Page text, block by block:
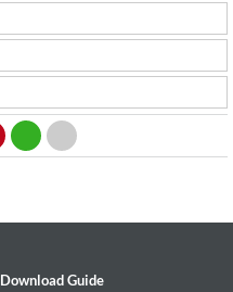
Download Guide